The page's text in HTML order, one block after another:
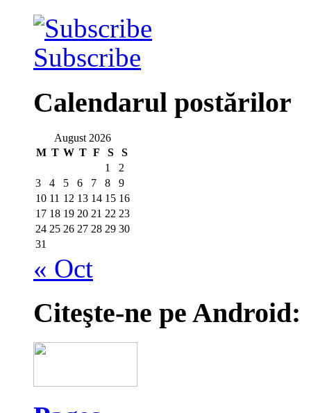
Subscribe
Calendarul postărilor
August 2026
M T W T F S
S
1
2
3
4 5 6 7 8
9
10 11 12 13 14 15 16
17 18 19 20 21 22 23
24 25 26 27 28 29 30
31
« Oct
Citeşte-ne pe Android: